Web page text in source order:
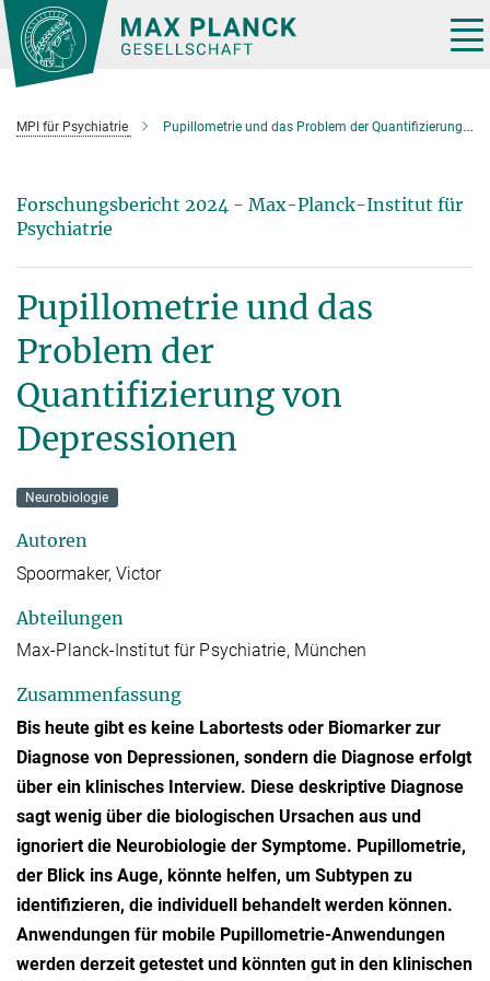
Hauptinhalt
MPI für Psychiatrie Pupillometrie und das Problem der Quantifizierung von Depressionen
Forschungsbericht 2024 - Max-Planck-Institut für
Psychiatrie
Pupillometrie und das
Problem der
Quantifizierung von
Depressionen
Neurobiologie
Autoren
Spoormaker, Victor
Abteilungen
Max-Planck-Institut für Psychiatrie, München
Zusammenfassung
Bis heute gibt es keine Labortests oder Biomarker zur
Diagnose von Depressionen, sondern die Diagnose erfolgt
über ein klinisches Interview. Diese deskriptive Diagnose
sagt wenig über die biologischen Ursachen aus und
ignoriert die Neurobiologie der Symptome. Pupillometrie,
der Blick ins Auge, könnte helfen, um Subtypen zu
identifizieren, die individuell behandelt werden können.
Anwendungen für mobile Pupillometrie-Anwendungen
werden derzeit getestet und könnten gut in den klinischen